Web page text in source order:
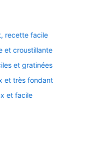
recette facile
et croustillante
et gratinées
et très fondant
et facile